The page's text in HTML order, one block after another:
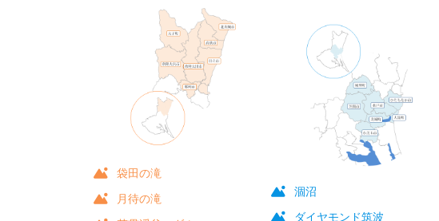
袋田の滝
月待の滝
涸沼
ダイヤモンド筑波